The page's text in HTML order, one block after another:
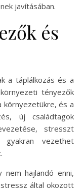
javításában.
és
a táplálkozás és a
tényezők
környezetükre, és a
új családtagok
stresszt
gyakran vezethet
hajlandó enni,
stressz által okozott